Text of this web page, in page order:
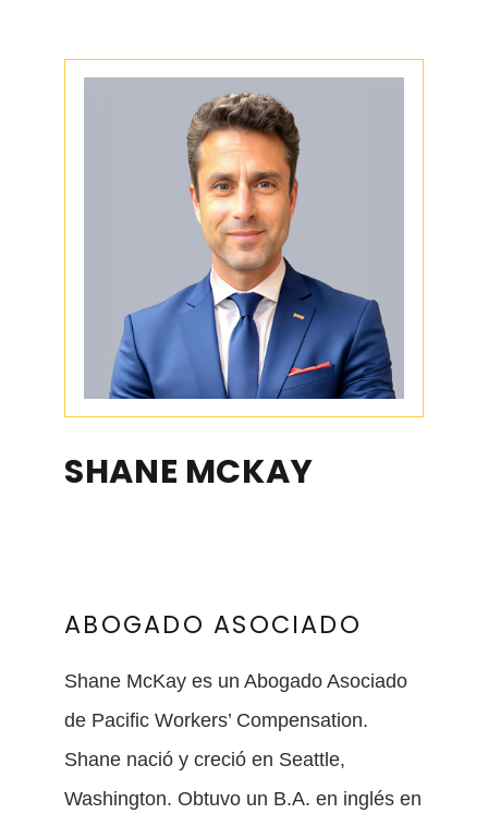
SHANE MCKAY
ABOGADO ASOCIADO
Shane McKay es un Abogado Asociado
de Pacific Workers’ Compensation.
Shane nació y creció en Seattle,
Washington. Obtuvo un B.A. en inglés en